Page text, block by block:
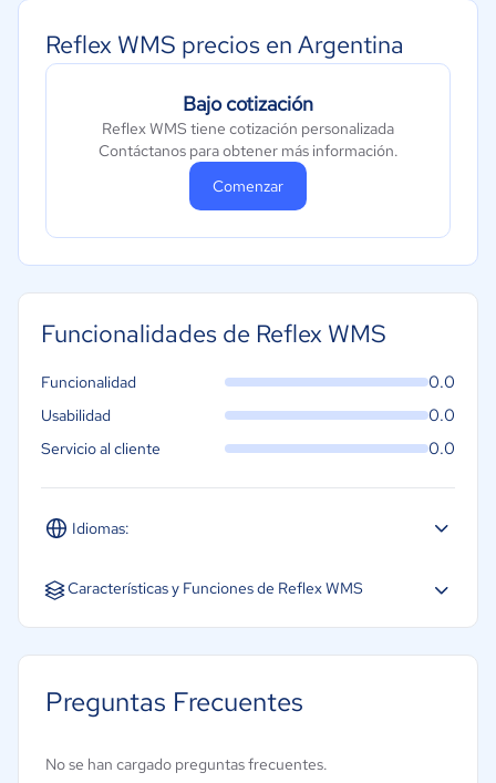
Reflex WMS precios en Argentina
Bajo cotización
Reflex WMS tiene cotización personalizada
Contáctanos para obtener más información.
Comenzar
Funcionalidades de Reflex WMS
Idiomas:
Español
Funcionalidad 0.0
Usabilidad 0.0
Servicio al cliente 0.0
Características y Funciones de Reflex WMS
Gestión de ingresos
Preguntas Frecuentes
No se han cargado preguntas frecuentes.